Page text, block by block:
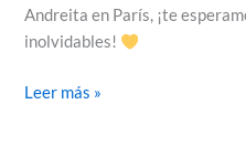
Andreita en París, ¡te
inolvidables!
Leer más »